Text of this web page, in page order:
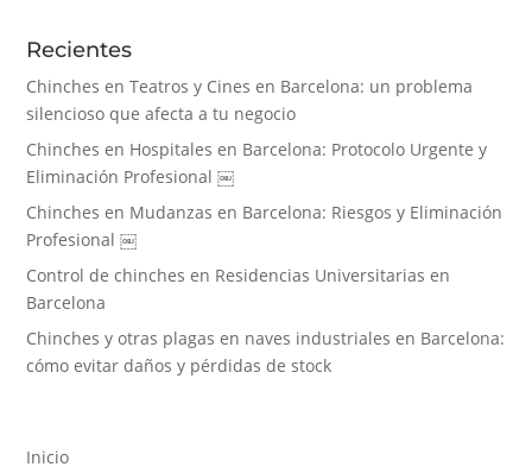
Recientes
Chinches en Teatros y Cines en Barcelona: un problema
silencioso que afecta a tu negocio
Chinches en Hospitales en Barcelona: Protocolo Urgente y
Eliminación Profesional ￼
Chinches en Mudanzas en Barcelona: Riesgos y Eliminación
Profesional ￼
Control de chinches en Residencias Universitarias en
Barcelona
Chinches y otras plagas en naves industriales en Barcelona:
cómo evitar daños y pérdidas de stock
Inicio